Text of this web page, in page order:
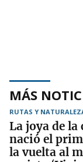
MÁS
RUTAS Y
La joya de la
nació el
la vuelta al